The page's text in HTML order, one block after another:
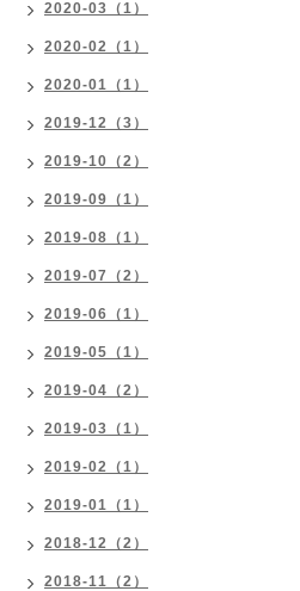
2020-03（1）
2020-02（1）
2020-01（1）
2019-12（3）
2019-10（2）
2019-09（1）
2019-08（1）
2019-07（2）
2019-06（1）
2019-05（1）
2019-04（2）
2019-03（1）
2019-02（1）
2019-01（1）
2018-12（2）
2018-11（2）